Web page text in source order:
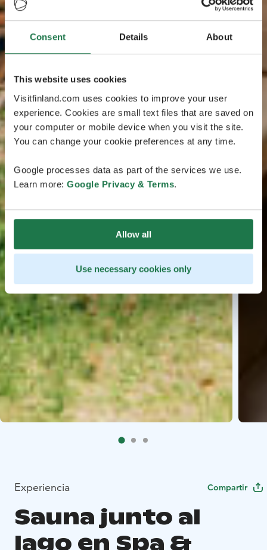
Consent Details About
This website uses cookies
Visitfinland.com uses cookies to improve your user
experience. Cookies are small text files that are saved on
your computer or mobile device when you visit the site.
You can change your cookie preferences at any time.
Google processes data as part of the services we use.
Learn more: Google Privacy & Terms.
Allow all
Use necessary cookies only
Experiencia Compartir
Sauna junto al
lago en Spa &